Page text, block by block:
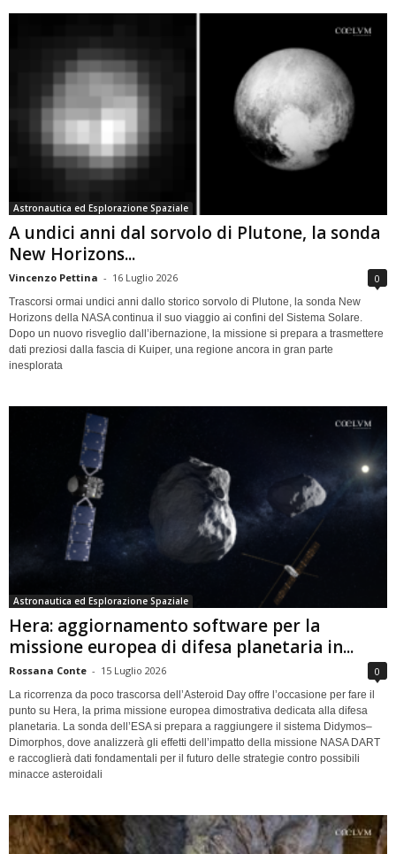
Astronautica ed Esplorazione Spaziale
A undici anni dal sorvolo di Plutone, la sonda
New Horizons...
Vincenzo Pettina - 16 Luglio 2026 0
Trascorsi ormai undici anni dallo storico sorvolo di Plutone, la sonda New
Horizons della NASA continua il suo viaggio ai confini del Sistema Solare.
Dopo un nuovo risveglio dall’ibernazione, la missione si prepara a trasmettere
dati preziosi dalla fascia di Kuiper, una regione ancora in gran parte
inesplorata
Astronautica ed Esplorazione Spaziale
Hera: aggiornamento software per la
missione europea di difesa planetaria in...
Rossana Conte - 15 Luglio 2026 0
La ricorrenza da poco trascorsa dell’Asteroid Day offre l’occasione per fare il
punto su Hera, la prima missione europea dimostrativa dedicata alla difesa
planetaria. La sonda dell’ESA si prepara a raggiungere il sistema Didymos–
Dimorphos, dove analizzerà gli effetti dell’impatto della missione NASA DART
e raccoglierà dati fondamentali per il futuro delle strategie contro possibili
minacce asteroidali